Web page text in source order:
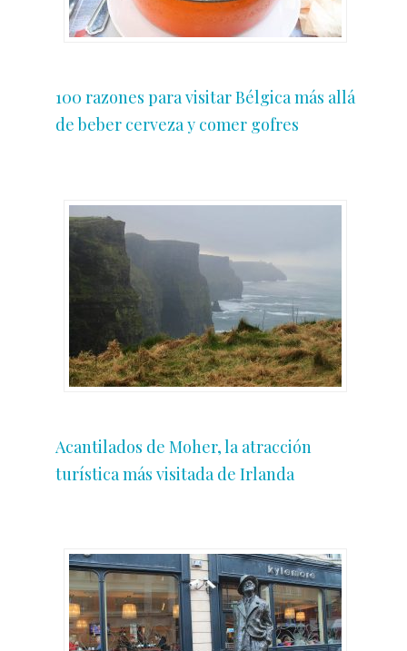
100 razones para visitar Bélgica más allá
de beber cerveza y comer gofres
Acantilados de Moher, la atracción
turística más visitada de Irlanda